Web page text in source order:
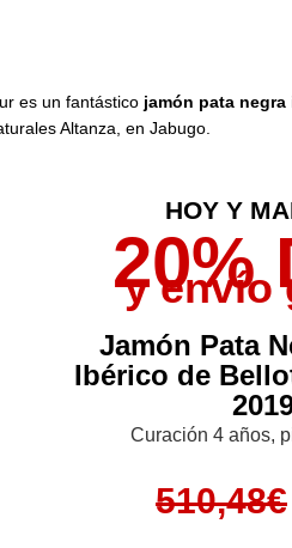
es un fantástico jamón pata
Altanza, en Jabugo.
HOY Y
20%
y envío
Jamón Pata
Ibérico de
Curación 4 años,
510,48€